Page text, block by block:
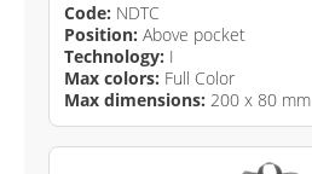
Code: NDTC
Position: Above pocket
Technology: I
Max colors: Full Color
Max dimensions: 200 x 80 mm